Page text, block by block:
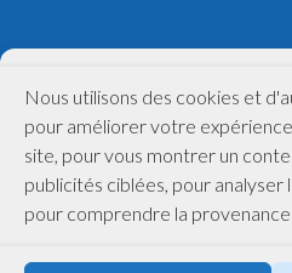
Nous utilisons des cookies et
pour améliorer votre
site, pour vous montrer un
publicités ciblées, pour
pour comprendre la
(514) 448-9727